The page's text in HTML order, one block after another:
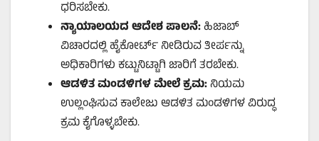
ಧರಿಸಬೇಕು.
ನ್ಯಾಯಾಲಯದ ಆದೇಶ ಪಾಲನೆ:ಹಿಜಾಬ್
ವಿಚಾರದಲ್ಲಿ ಹೈಕೋರ್ಟ್ ನೀಡಿರುವ ತೀರ್ಪನ್ನು
ಅಧಿಕಾರಿಗಳು ಕಟ್ಟುನಿಟ್ಟಾಗಿ ಜಾರಿಗೆ ತರಬೇಕು.
ಆಡಳಿತ ಮಂಡಳಿಗಳ ಮೇಲೆ ಕ್ರಮ:ನಿಯಮ
ಉಲ್ಲಂಘಿಸುವ ಕಾಲೇಜು ಆಡಳಿತ ಮಂಡಳಿಗಳ ವಿರುದ್ಧ
ಕ್ರಮ ಕೈಗೊಳ್ಳಬೇಕು.